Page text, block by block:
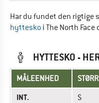
Har du fundet den rigtige
hyttesko i The North
HYTTESKO -
MÅLEENHED
INT. S